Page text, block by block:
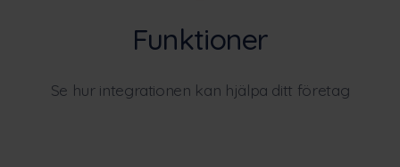
Funktioner
Se hur integrationen kan hjälpa ditt företag